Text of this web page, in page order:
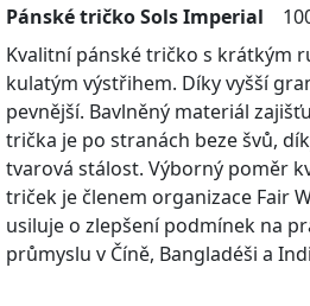
Pánské tričko Sols Imperial
Kvalitní pánské tričko s krátkým
kulatým výstřihem. Díky vyšší
pevnější. Bavlněný materiál
trička je po stranách beze švů,
tvarová stálost. Výborný poměr
triček je členem organizace Fair
usiluje o zlepšení podmínek na
průmyslu v Číně, Bangladéši a